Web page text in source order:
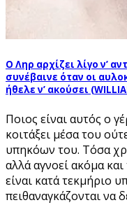
Ο Ληρ αρχίζει λίγο ν’
συνέβαινε όταν οι
ήθελε ν’ ακούσει
Ποιος είναι αυτός ο
κοιτάξει μέσα του
υπηκόων του. Τόσα
αλλά αγνοεί ακόμα
είναι κατά τεκμήριο
πειθαναγκάζονται να